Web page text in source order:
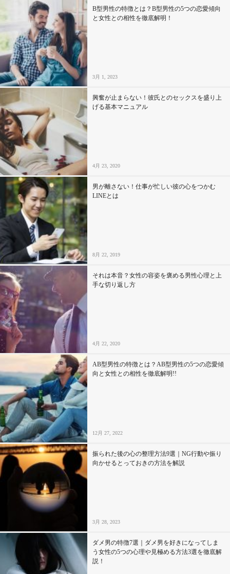
B型男性の特徴とは？B型男性の5つの恋愛傾向
と女性との相性を徹底解明！
3月 1, 2023
興奮が止まらない！彼氏とのセックスを盛り上
げる基本マニュアル
4月 23, 2020
男が離さない！仕事が忙しい彼の心をつかむ
LINEとは
8月 22, 2019
それは本音？女性の容姿を褒める男性心理と上
手な切り返し方
4月 22, 2020
AB型男性の特徴とは？AB型男性の5つの恋愛傾
向と女性との相性を徹底解明!!
12月 27, 2022
振られた後の心の整理方法9選｜NG行動や振り
向かせるとっておきの方法を解説
3月 28, 2023
ダメ男の特徴7選｜ダメ男を好きになってしま
う女性の5つの心理や見極める方法3選を徹底解
説！